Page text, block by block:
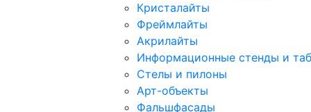
Кристалайты
Фреймлайты
Акрилайты
Информационные стенды и
Стелы и пилоны
Арт-объекты
Фальшфасады